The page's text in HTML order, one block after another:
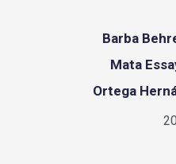
Barba
Mata
Ortega